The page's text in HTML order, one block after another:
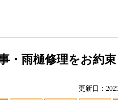
・雨樋修理をお約束
更新日：